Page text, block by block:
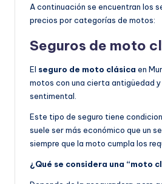
A continuación se encuentran los
precios por categorías de motos:
Seguros de moto
El seguro de moto clásica en
motos con una cierta antigüedad
sentimental.
Este tipo de seguro tiene
suele ser más económico que un
siempre que la moto cumpla los
¿Qué se considera una “moto